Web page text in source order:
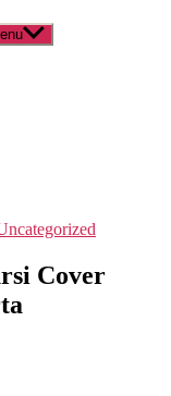
Cover